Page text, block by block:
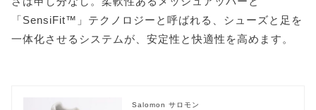
「SensiFit™」テクノロジーと呼ばれる、シューズと足を
一体化させるシステムが、安定性と快適性を高めます。
Salomon サロモン